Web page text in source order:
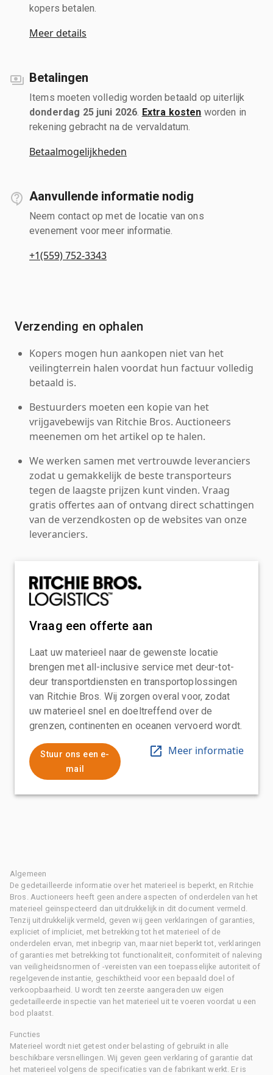
kopers betalen.
Meer details
Betalingen
Items moeten volledig worden betaald op uiterlijk
donderdag 25 juni 2026 Extra kosten worden in
rekening gebracht na de vervaldatum.
Betaalmogelijkheden
Aanvullende informatie nodig
Neem contact op met de locatie van ons
evenement voor meer informatie.
+1(559) 752-3343
Verzending en ophalen
Kopers mogen hun aankopen niet van het
veilingterrein halen voordat hun factuur volledig
betaald is.
Bestuurders moeten een kopie van het
vrijgavebewijs van Ritchie Bros. Auctioneers
meenemen om het artikel op te halen.
We werken samen met vertrouwde leveranciers
zodat u gemakkelijk de beste transporteurs
tegen de laagste prijzen kunt vinden. Vraag
gratis offertes aan of ontvang direct schattingen
van de verzendkosten op de websites van onze
leveranciers.
Vraag een offerte aan
Laat uw materieel naar de gewenste locatie
brengen met all-inclusive service met deur-tot-
deur transportdiensten en transportoplossingen
van Ritchie Bros. Wij zorgen overal voor, zodat
uw materieel snel en doeltreffend over de
grenzen, continenten en oceanen vervoerd wordt.
Stuur ons een e-
mail
Meer informatie
Algemeen
De gedetailleerde informatie over het materieel is beperkt, en Ritchie
Bros. Auctioneers heeft geen andere aspecten of onderdelen van het
materieel geïnspecteerd dan uitdrukkelijk in dit document vermeld.
Tenzij uitdrukkelijk vermeld, geven wij geen verklaringen of garanties,
expliciet of impliciet, met betrekking tot het materieel of de
onderdelen ervan, met inbegrip van, maar niet beperkt tot, verklaringen
of garanties met betrekking tot functionaliteit, conformiteit of naleving
van veiligheidsnormen of -vereisten van een toepasselijke autoriteit of
regelgevende instantie, geschiktheid voor een bepaald doel of
verkoopbaarheid. U wordt ten zeerste aangeraden uw eigen
gedetailleerde inspectie van het materieel uit te voeren voordat u een
bod plaatst.
Functies
Materieel wordt niet getest onder belasting of gebruikt in alle
beschikbare versnellingen. Wij geven geen verklaring of garantie dat
het materieel volgens de specificaties van de fabrikant werkt. Er is